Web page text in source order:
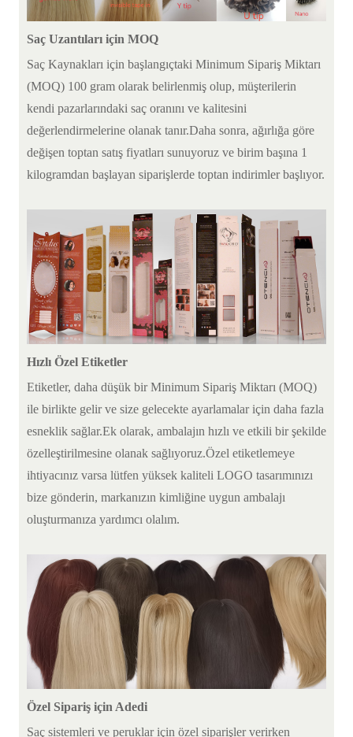
Saç Uzantıları için MOQ
Saç Kaynakları için başlangıçtaki Minimum Sipariş Miktarı
(MOQ) 100 gram olarak belirlenmiş olup, müşterilerin
kendi pazarlarındaki saç oranını ve kalitesini
değerlendirmelerine olanak tanır.Daha sonra, ağırlığa göre
değişen toptan satış fiyatları sunuyoruz ve birim başına 1
kilogramdan başlayan siparişlerde toptan indirimler başlıyor.
Hızlı Özel Etiketler
Etiketler, daha düşük bir Minimum Sipariş Miktarı (MOQ)
ile birlikte gelir ve size gelecekte ayarlamalar için daha fazla
esneklik sağlar.Ek olarak, ambalajın hızlı ve etkili bir şekilde
özelleştirilmesine olanak sağlıyoruz.Özel etiketlemeye
ihtiyacınız varsa lütfen yüksek kaliteli LOGO tasarımınızı
bize gönderin, markanızın kimliğine uygun ambalajı
oluşturmanıza yardımcı olalım.
Özel Sipariş için Adedi
Saç sistemleri ve peruklar için özel siparişler verirken